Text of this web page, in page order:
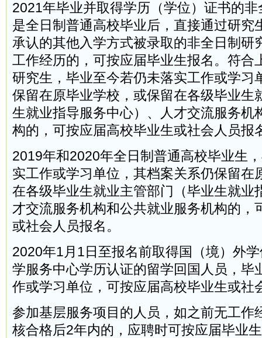
2021年毕业并取得学历（学位）证书的
是全日制普通高校毕业后，直接通过研究
承认的其他入学方式被录取的非全日制研
工作经历的，可按应届毕业生报名。符合
研究生，毕业至今若仍未落实工作或学习
保留在原毕业学校，或保留在各级毕业生
生就业指导服务中心）、人才交流服务机
构的，可按应届高校毕业生或社会人员报
2019年和2020年全日制普通高校毕业生
实工作或学习单位，其档案关系仍保留在
在各级毕业生就业主管部门（毕业生就业
才交流服务机构和公共就业服务机构的，
或社会人员报名。
2020年1月1日至报名前取得国（境）外
学服务中心学历认证的留学回国人员，毕
作或学习单位，可按应届高校毕业生或社
参加基层服务项目的人员，如之前无工作
核合格后2年内的，应聘时可按应届毕业